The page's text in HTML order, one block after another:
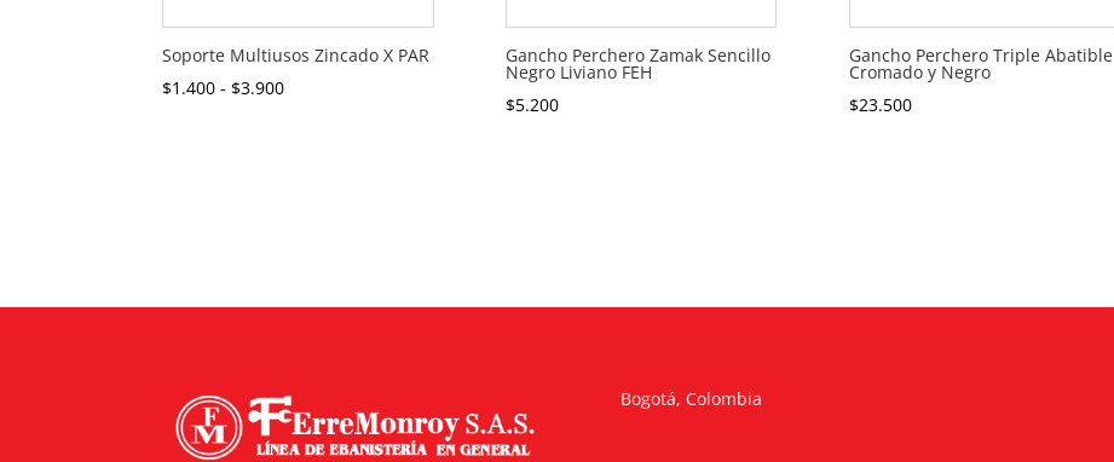
Soporte Multiusos Zincado X PAR
$1.400 - $3.900Rango
Gancho Perchero Zamak Sencillo
Negro Liviano FEH
$5.200
Gancho Perchero Triple Abatible
Cromado y Negro
$23.500
Bogotá, Colombia